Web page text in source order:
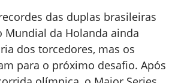
das duplas brasileiras
Mundial da Holanda ainda
dos torcedores, mas os
para o próximo desafio. Após